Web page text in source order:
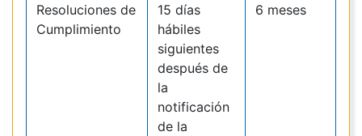
Resoluciones de
Cumplimiento
15 días
hábiles
siguientes
después de
la
notificación
de la
6 meses